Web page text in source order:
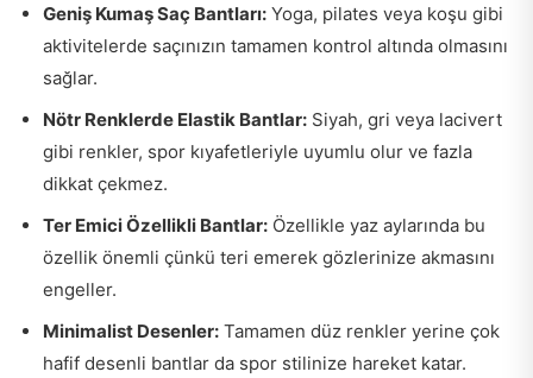
Geniş Kumaş Saç Bantları: Yoga, pilates veya koşu gibi
aktivitelerde saçınızın tamamen kontrol altında olmasını
sağlar.
Nötr Renklerde Elastik Bantlar: Siyah, gri veya lacivert
gibi renkler, spor kıyafetleriyle uyumlu olur ve fazla
dikkat çekmez.
Ter Emici Özellikli Bantlar: Özellikle yaz aylarında bu
özellik önemli çünkü teri emerek gözlerinize akmasını
engeller.
Minimalist Desenler: Tamamen düz renkler yerine çok
hafif desenli bantlar da spor stilinize hareket katar.